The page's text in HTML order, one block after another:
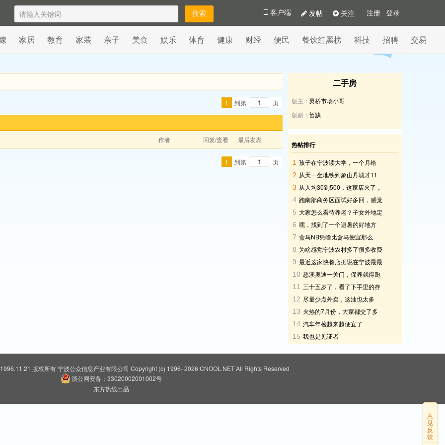
注册 登录
关注
发帖
客户端
家居 教育 家装 亲子 美食 娱乐 体育 健康 财经 便民 餐饮红黑榜 科技 招聘 交易
1 到第 页
作者 回复/查看 最后发表
1 到第 页
二手房
版主： 灵桥市场小哥
版副：暂缺
热帖排行
1 孩子在宁波读大学，一个月给
2000元生活费够吗
2 从天一坐地铁到象山丹城才11
元，这价格太划算了吧
3 从人均30到500，这家店火了，
我却再也不想去
4 跑南部商务区面试好多回，感觉
在这边上班有点压抑
5 大家怎么看待养老？子女外地定
居不愿回宁波咋办
6 嘿，找到了一个避暑的好地方
7 盒马NB凭啥比盒马便宜那么
多？
8 为啥感觉宁波农村多了很多收费
杆，是车太多了吗
9 最近这家快餐店据说在宁波最最
火爆
10 慈溪奥迪一关门，保养就得跑
杭州？这谁扛得住
11 三十五岁了，看了下手里的存
款十五万，这正常吗?
12 尽量少点外卖，这油也太多
了，难怪吃了会长胖
13 火热的7月份，大家都交了多
少钱电费？
14 汽车年检越来越便宜了
15 我也是见证者
意
见
反
馈
版权所有宁波公众信息产业有限公司 Copyright (c) 1996-2026 CNOOL.NET All Rights Reserved
浙公网安备：33020002001002号
东方热线出品